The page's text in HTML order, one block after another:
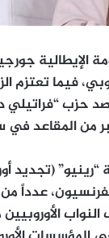
الإيطالية
فيما تعتزم
حزب “فراتيلي
من المقاعد في
(تجديد
عدداً